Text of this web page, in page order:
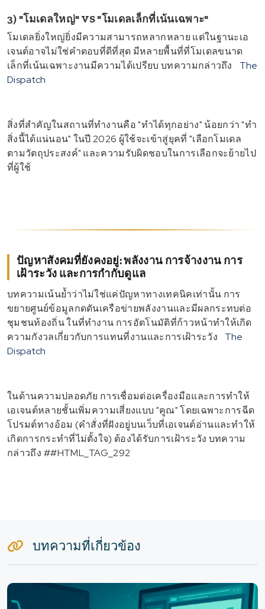
3) "โมเดลใหญ่" VS "โมเดลเล็กที่เน้นเฉพาะ"
โมเดลยิ่งใหญ่ยิ่งมีความสามารถหลากหลาย แต่ในฐานะเอ
เจนต์อาจไม่ใช่คำตอบที่ดีที่สุด มีหลายพื้นที่ที่โมเดลขนาด
เล็กที่เน้นเฉพาะงานมีความได้เปรียบ บทความกล่าวถึง
The
Dispatch
สิ่งที่สำคัญในสถานที่ทำงานคือ "ทำได้ทุกอย่าง" น้อยกว่า "ทำ
สิ่งนี้ได้แน่นอน" ในปี 2026 ผู้ใช้จะเข้าสู่ยุคที่ "เลือกโมเดล
ตามวัตถุประสงค์" และความรับผิดชอบในการเลือกจะย้ายไป
ที่ผู้ใช้
ปัญหาสังคมที่ยังคงอยู่: พลังงาน การจ้างงาน การ
เฝ้าระวัง และการกำกับดูแล
บทความเน้นย้ำว่าไม่ใช่แค่ปัญหาทางเทคนิคเท่านั้น การ
ขยายศูนย์ข้อมูลกดดันเครือข่ายพลังงานและมีผลกระทบต่อ
ชุมชนท้องถิ่น ในที่ทำงาน การอัตโนมัติที่ก้าวหน้าทำให้เกิด
ความกังวลเกี่ยวกับการแทนที่งานและการเฝ้าระวัง
The
Dispatch
ในด้านความปลอดภัย การเชื่อมต่อเครื่องมือและการทำให้
เอเจนต์หลายชั้นเพิ่มความเสี่ยงแบบ "คูณ" โดยเฉพาะการฉีด
โปรมต์ทางอ้อม (คำสั่งที่ฝังอยู่บนเว็บที่เอเจนต์อ่านและทำให้
เกิดการกระทำที่ไม่ตั้งใจ) ต้องได้รับการเฝ้าระวัง บทความ
กล่าวถึง ##HTML_TAG_292
บทความที่เกี่ยวข้อง